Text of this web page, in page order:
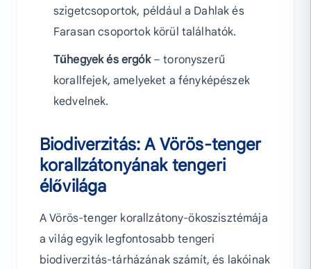
szigetcsoportok, például a Dahlak és
Farasan csoportok körül találhatók.
Tűhegyek és ergók– toronyszerű
korallfejek, amelyeket a fényképészek
kedvelnek.
Biodiverzitás: A Vörös-tenger
korallzátonyának tengeri
élővilága
A Vörös-tenger korallzátony-ökoszisztémája
a világ egyik legfontosabb tengeri
biodiverzitás-tárházának számít, és lakóinak